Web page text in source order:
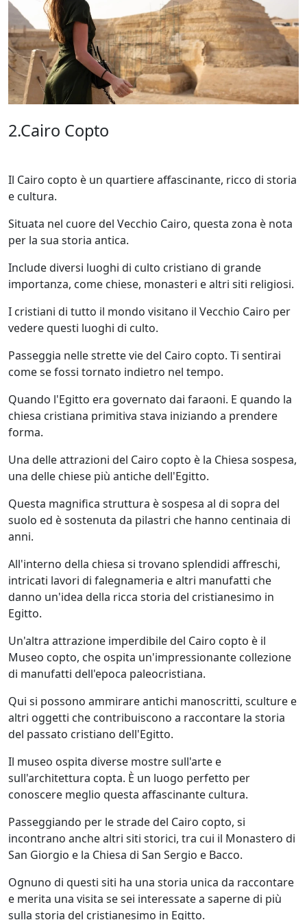
2.Cairo Copto
Il Cairo copto è un quartiere affascinante, ricco di storia
e cultura.
Situata nel cuore del Vecchio Cairo, questa zona è nota
per la sua storia antica.
Include diversi luoghi di culto cristiano di grande
importanza, come chiese, monasteri e altri siti religiosi.
I cristiani di tutto il mondo visitano il Vecchio Cairo per
vedere questi luoghi di culto.
Passeggia nelle strette vie del Cairo copto. Ti sentirai
come se fossi tornato indietro nel tempo.
Quando l'Egitto era governato dai faraoni. E quando la
chiesa cristiana primitiva stava iniziando a prendere
forma.
Una delle attrazioni del Cairo copto è la Chiesa sospesa,
una delle chiese più antiche dell'Egitto.
Questa magnifica struttura è sospesa al di sopra del
suolo ed è sostenuta da pilastri che hanno centinaia di
anni.
All'interno della chiesa si trovano splendidi affreschi,
intricati lavori di falegnameria e altri manufatti che
danno un'idea della ricca storia del cristianesimo in
Egitto.
Un'altra attrazione imperdibile del Cairo copto è il
Museo copto, che ospita un'impressionante collezione
di manufatti dell'epoca paleocristiana.
Qui si possono ammirare antichi manoscritti, sculture e
altri oggetti che contribuiscono a raccontare la storia
del passato cristiano dell'Egitto.
Il museo ospita diverse mostre sull'arte e
sull'architettura copta. È un luogo perfetto per
conoscere meglio questa affascinante cultura.
Passeggiando per le strade del Cairo copto, si
incontrano anche altri siti storici, tra cui il Monastero di
San Giorgio e la Chiesa di San Sergio e Bacco.
Ognuno di questi siti ha una storia unica da raccontare
e merita una visita se sei interessate a saperne di più
sulla storia del cristianesimo in Egitto.